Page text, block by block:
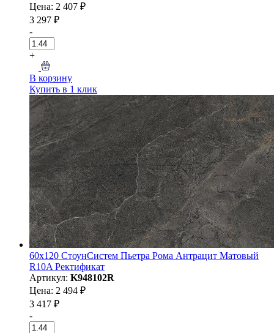
Цена: 2 407 ₽
3 297 ₽
-
+
В корзину
Купить в 1 клик
60x120 СтоунСистем Пьетра Рома Антрацит Матовый
R10A Ректификат
Артикул: K948102R
Цена: 2 494 ₽
3 417 ₽
-